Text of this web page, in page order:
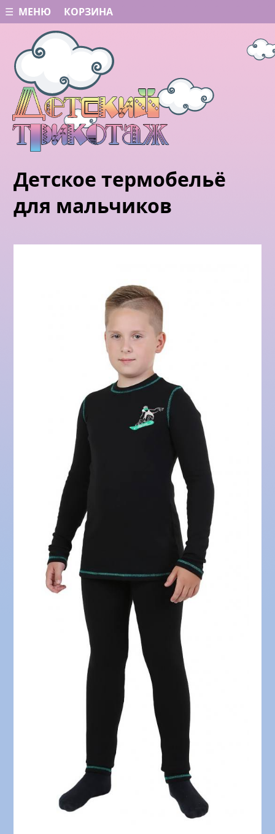
☰ МЕНЮ КОРЗИНА
Детское термобельё
для мальчиков